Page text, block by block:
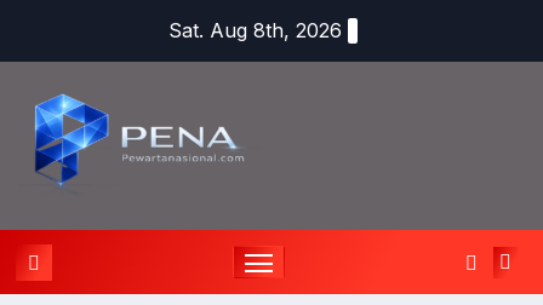
Sat. Aug 8th, 2026